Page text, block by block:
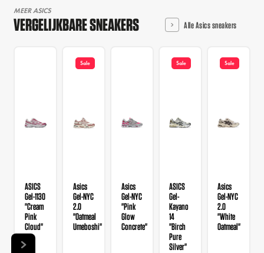
MEER ASICS
VERGELIJKBARE SNEAKERS Alle Asics sneakers
ASICS
Gel-1130
"Cream
Pink
Cloud"
Sale
Asics
Gel-NYC
2.0
"Oatmeal
Umeboshi"
Asics
Gel-NYC
"Pink
Glow
Concrete"
Sale
ASICS
Gel-
Kayano
14
"Birch
Pure
Silver"
Sale
Asics
Gel-NYC
2.0
"White
Oatmeal"